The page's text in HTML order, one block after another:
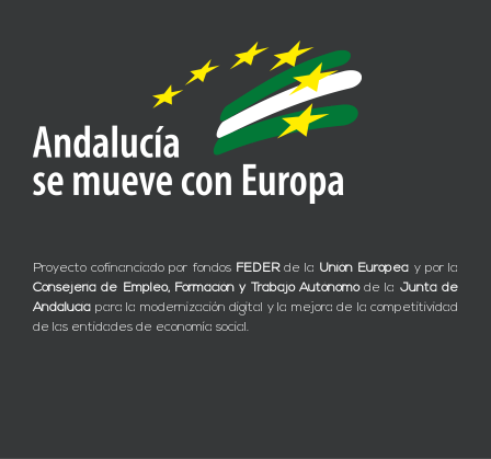
Proyecto cofinanciado por fondos FEDERde la Unión Europea y por la
Consejería de Empleo, Formación y Trabajo Autónomode la Junta de
Andalucía para la modernización digital y la mejora de la competitividad
de las entidades de economía social.